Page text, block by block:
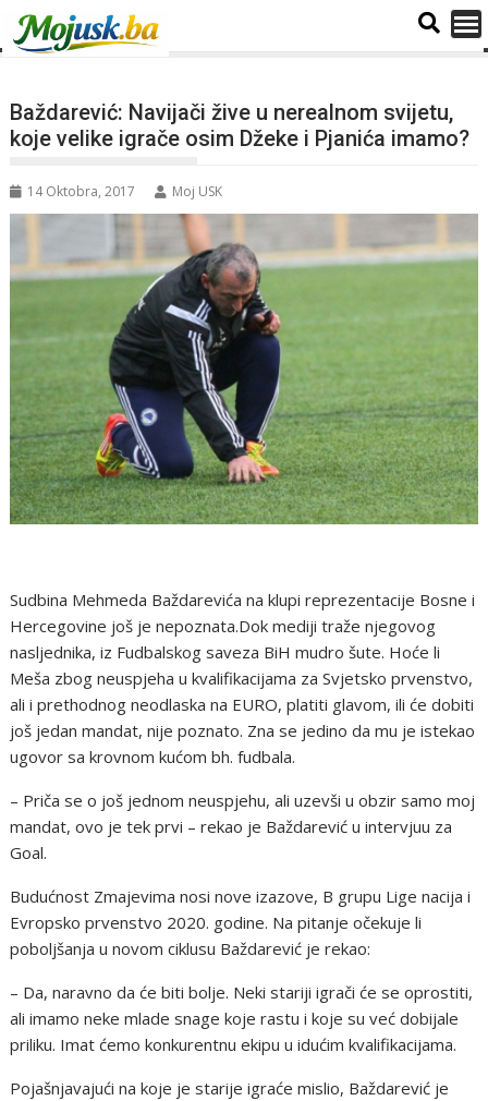
Baždarević: Navijači žive u nerealnom svijetu,
koje velike igrače osim Džeke i Pjanića imamo?
14 Oktobra, 2017 Moj USK
Sudbina Mehmeda Baždarevića na klupi reprezentacije Bosne i
Hercegovine još je nepoznata.Dok mediji traže njegovog
nasljednika, iz Fudbalskog saveza BiH mudro šute. Hoće li
Meša zbog neuspjeha u kvalifikacijama za Svjetsko prvenstvo,
ali i prethodnog neodlaska na EURO, platiti glavom, ili će dobiti
još jedan mandat, nije poznato. Zna se jedino da mu je istekao
ugovor sa krovnom kućom bh. fudbala.
– Priča se o još jednom neuspjehu, ali uzevši u obzir samo moj
mandat, ovo je tek prvi – rekao je Baždarević u intervjuu za
Goal.
Budućnost Zmajevima nosi nove izazove, B grupu Lige nacija i
Evropsko prvenstvo 2020. godine. Na pitanje očekuje li
poboljšanja u novom ciklusu Baždarević je rekao:
– Da, naravno da će biti bolje. Neki stariji igrači će se oprostiti,
ali imamo neke mlade snage koje rastu i koje su već dobijale
priliku. Imat ćemo konkurentnu ekipu u idućim kvalifikacijama.
Pojašnjavajući na koje je starije igraće mislio, Baždarević je